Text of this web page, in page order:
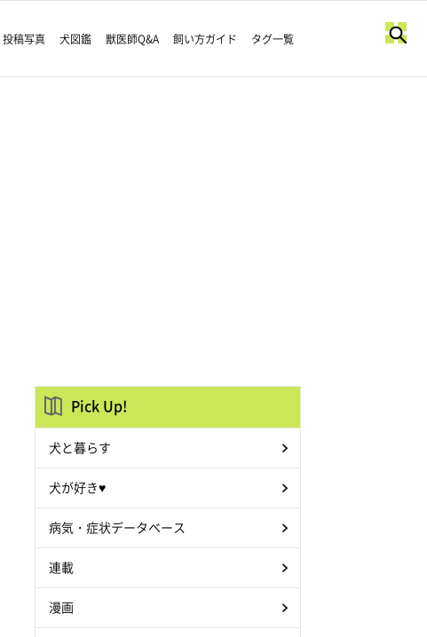
投稿写真 犬図鑑 獣医師Q&A 飼い方ガイド タグ一覧
Pick Up!
犬と暮らす
犬が好き♥
病気・症状データベース
連載
漫画